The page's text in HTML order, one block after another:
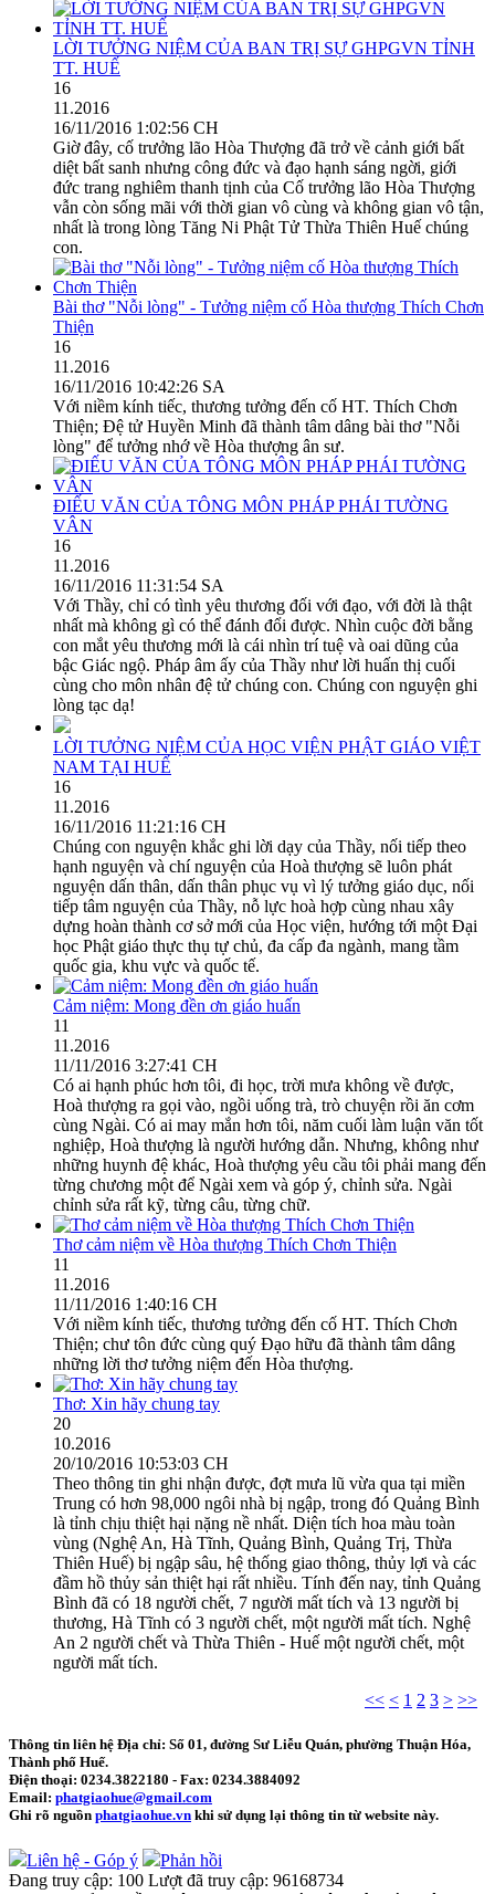
LỜI TƯỞNG NIỆM CỦA BAN TRỊ SỰ GHPGVN TỈNH
TT. HUẾ
16
11.2016
16/11/2016 1:02:56 CH
Giờ đây, cố trưởng lão Hòa Thượng đã trở về cảnh giới bất
diệt bất sanh nhưng công đức và đạo hạnh sáng ngời, giới
đức trang nghiêm thanh tịnh của Cố trưởng lão Hòa Thượng
vẫn còn sống mãi với thời gian vô cùng và không gian vô tận,
nhất là trong lòng Tăng Ni Phật Tử Thừa Thiên Huế chúng
con.
Bài thơ "Nỗi lòng" - Tưởng niệm cố Hòa thượng Thích Chơn
Thiện
16
11.2016
16/11/2016 10:42:26 SA
Với niềm kính tiếc, thương tưởng đến cố HT. Thích Chơn
Thiện; Đệ tử Huyền Minh đã thành tâm dâng bài thơ "Nỗi
lòng" để tưởng nhớ về Hòa thượng ân sư.
ĐIẾU VĂN CỦA TÔNG MÔN PHÁP PHÁI TƯỜNG
VÂN
16
11.2016
16/11/2016 11:31:54 SA
Với Thầy, chỉ có tình yêu thương đối với đạo, với đời là thật
nhất mà không gì có thể đánh đổi được. Nhìn cuộc đời bằng
con mắt yêu thương mới là cái nhìn trí tuệ và oai dũng của
bậc Giác ngộ. Pháp âm ấy của Thầy như lời huấn thị cuối
cùng cho môn nhân đệ tử chúng con. Chúng con nguyện ghi
lòng tạc dạ!
LỜI TƯỞNG NIỆM CỦA HỌC VIỆN PHẬT GIÁO VIỆT
NAM TẠI HUẾ
16
11.2016
16/11/2016 11:21:16 CH
Chúng con nguyện khắc ghi lời dạy của Thầy, nối tiếp theo
hạnh nguyện và chí nguyện của Hoà thượng sẽ luôn phát
nguyện dấn thân, dấn thân phục vụ vì lý tưởng giáo dục, nối
tiếp tâm nguyện của Thầy, nỗ lực hoà hợp cùng nhau xây
dựng hoàn thành cơ sở mới của Học viện, hướng tới một Đại
học Phật giáo thực thụ tự chủ, đa cấp đa ngành, mang tầm
quốc gia, khu vực và quốc tế.
Cảm niệm: Mong đền ơn giáo huấn
11
11.2016
11/11/2016 3:27:41 CH
Có ai hạnh phúc hơn tôi, đi học, trời mưa không về được,
Hoà thượng ra gọi vào, ngồi uống trà, trò chuyện rồi ăn cơm
cùng Ngài. Có ai may mắn hơn tôi, năm cuối làm luận văn tốt
nghiệp, Hoà thượng là người hướng dẫn. Nhưng, không như
những huynh đệ khác, Hoà thượng yêu cầu tôi phải mang đến
từng chương một để Ngài xem và góp ý, chỉnh sửa. Ngài
chỉnh sửa rất kỹ, từng câu, từng chữ.
Thơ cảm niệm về Hòa thượng Thích Chơn Thiện
11
11.2016
11/11/2016 1:40:16 CH
Với niềm kính tiếc, thương tưởng đến cố HT. Thích Chơn
Thiện; chư tôn đức cùng quý Đạo hữu đã thành tâm dâng
những lời thơ tưởng niệm đến Hòa thượng.
Thơ: Xin hãy chung tay
20
10.2016
20/10/2016 10:53:03 CH
Theo thông tin ghi nhận được, đợt mưa lũ vừa qua tại miền
Trung có hơn 98,000 ngôi nhà bị ngập, trong đó Quảng Bình
là tỉnh chịu thiệt hại nặng nề nhất. Diện tích hoa màu toàn
vùng (Nghệ An, Hà Tĩnh, Quảng Bình, Quảng Trị, Thừa
Thiên Huế) bị ngập sâu, hệ thống giao thông, thủy lợi và các
đầm hồ thủy sản thiệt hại rất nhiều. Tính đến nay, tỉnh Quảng
Bình đã có 18 người chết, 7 người mất tích và 13 người bị
thương, Hà Tĩnh có 3 người chết, một người mất tích. Nghệ
An 2 người chết và Thừa Thiên - Huế một người chết, một
người mất tích.
<< < 1 2 3 > >>
Thông tin liên hệ Địa chỉ: Số 01, đường Sư Liễu Quán, phường Thuận Hóa,
Thành phố Huế.
Điện thoại: 0234.3822180 - Fax: 0234.3884092
Email: phatgiaohue@gmail.com
Ghi rõ nguồn phatgiaohue.vn khi sử dụng lại thông tin từ website này.
Liên hệ - Góp ý
Phản hồi
Đang truy cập: 100 Lượt đã truy cập: 96168734